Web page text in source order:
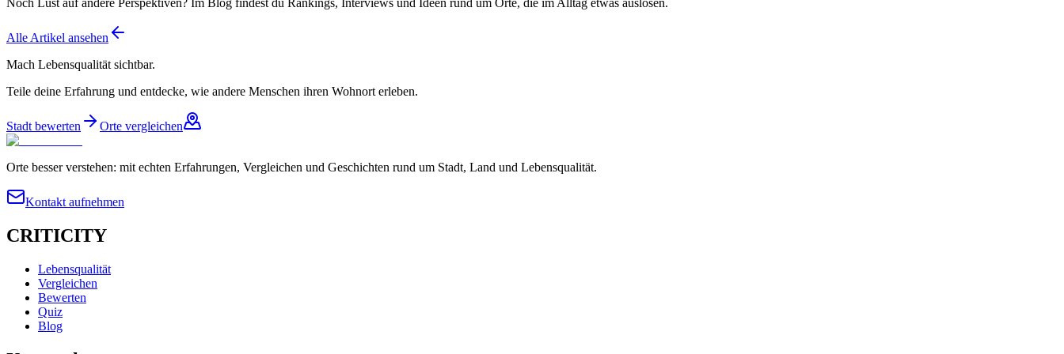
Noch Lust auf andere Perspektiven? Im Blog findest du Rankings, Interviews und Ideen rund um Orte, die im Alltag etwas auslösen.
Alle Artikel ansehen
Mach Lebensqualität sichtbar.
Teile deine Erfahrung und entdecke, wie andere Menschen ihren Wohnort erleben.
Stadt bewerten Orte vergleichen
Orte besser verstehen: mit echten Erfahrungen, Vergleichen und Geschichten rund um Stadt, Land und Lebensqualität.
Kontakt aufnehmen
CRITICITY
Lebensqualität
Vergleichen
Bewerten
Quiz
Blog